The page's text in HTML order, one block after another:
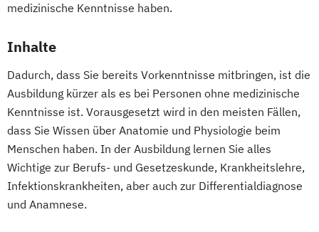
medizinische Kenntnisse haben.
Inhalte
Dadurch, dass Sie bereits Vorkenntnisse mitbringen, ist die
Ausbildung kürzer als es bei Personen ohne medizinische
Kenntnisse ist. Vorausgesetzt wird in den meisten Fällen,
dass Sie Wissen über Anatomie und Physiologie beim
Menschen haben. In der Ausbildung lernen Sie alles
Wichtige zur Berufs- und Gesetzeskunde, Krankheitslehre,
Infektionskrankheiten, aber auch zur Differentialdiagnose
und Anamnese.